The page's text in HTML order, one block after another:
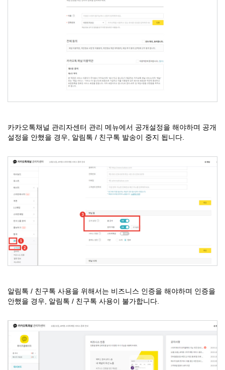
카카오톡채널 관리자센터 관리 메뉴에서 공개설정을 해야하며 공개
설정을 안했을 경우, 알림톡 / 친구톡 발송이 중지 됩니다.
알림톡 / 친구톡 사용을 위해서는 비즈니스 인증을 해야하며 인증을
안했을 경우, 알림톡 / 친구톡 사용이 불가합니다.